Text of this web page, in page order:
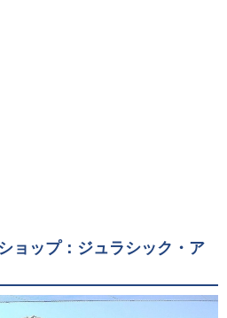
ョップ：ジュラシック・ア